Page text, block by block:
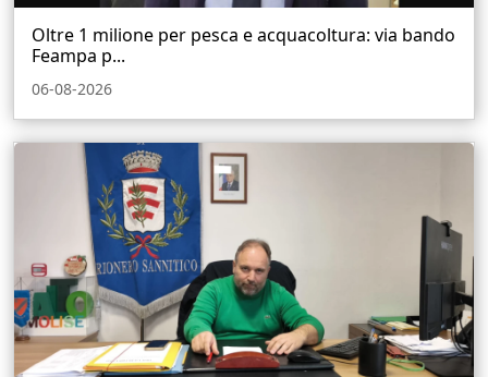
Oltre 1 milione per pesca e acquacoltura: via bando
Feampa p...
06-08-2026